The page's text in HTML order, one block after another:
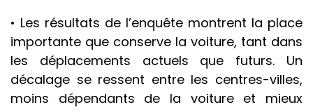
• Les résultats de l’enquête montrent la place
importante que conserve la voiture, tant dans
les déplacements actuels que futurs. Un
décalage se ressent entre les centres-villes,
moins dépendants de la voiture et mieux